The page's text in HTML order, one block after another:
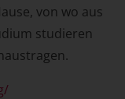
von wo aus
studieren